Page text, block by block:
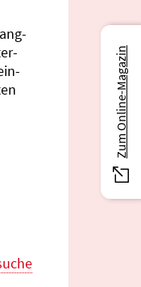
Zum Online-Magazin